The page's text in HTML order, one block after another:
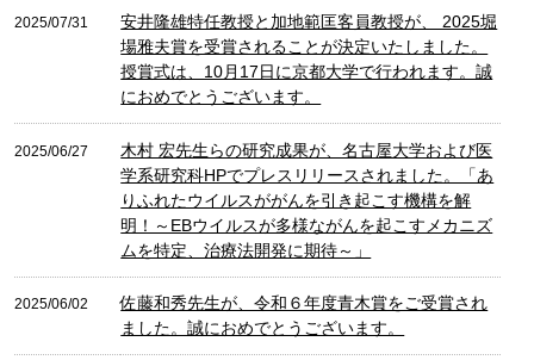
2025/07/31
安井隆雄特任教授と加地範匡客員教授が、 2025堀
場雅夫賞を受賞されることが決定いたしました。
授賞式は、10月17日に京都大学で行われます。誠
におめでとうございます。
2025/06/27
木村 宏先生らの研究成果が、名古屋大学および医
学系研究科HPでプレスリリースされました。「あ
りふれたウイルスががんを引き起こす機構を解
明！～EBウイルスが多様ながんを起こすメカニズ
ムを特定、治療法開発に期待～」
2025/06/02
佐藤和秀先生が、令和６年度青木賞をご受賞され
ました。誠におめでとうございます。